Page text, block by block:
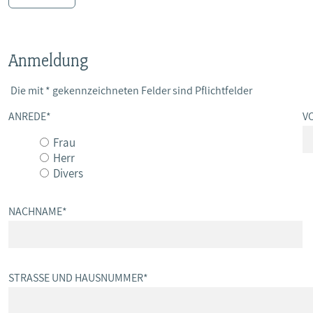
Anmeldung
Die mit * gekennzeichneten Felder sind Pflichtfelder
ANREDE*
Frau
Herr
Divers
NACHNAME*
STRASSE UND HAUSNUMMER *